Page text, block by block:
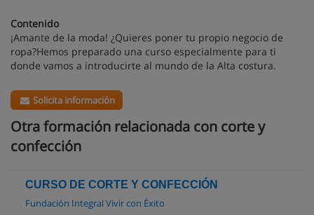
Contenido
¡Amante de la moda! ¿Quieres poner tu propio negocio de
ropa?Hemos preparado una curso especialmente para ti
donde vamos a introducirte al mundo de la Alta costura.
Solicita información
Otra formación relacionada con corte y
confección
CURSO DE CORTE Y CONFECCIÓN
Fundación Integral Vivir con Éxito